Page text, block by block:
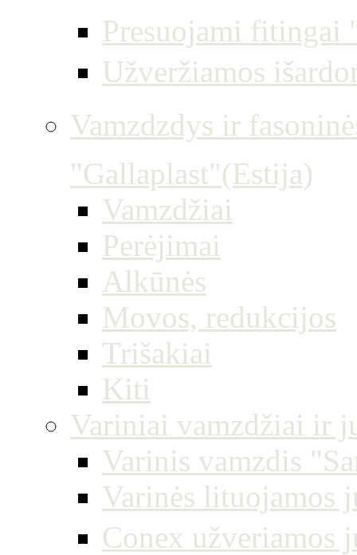
Presuojami
Užveržiamos
Vamzdzdys ir
"Gallaplast"(Estija)
Vamzdžiai
Perėjimai
Alkūnės
Movos, redukcijos
Trišakiai
Kiti
Variniai vamzdžiai ir
Varinis vamzdis
Varinės lituojamos
Conex